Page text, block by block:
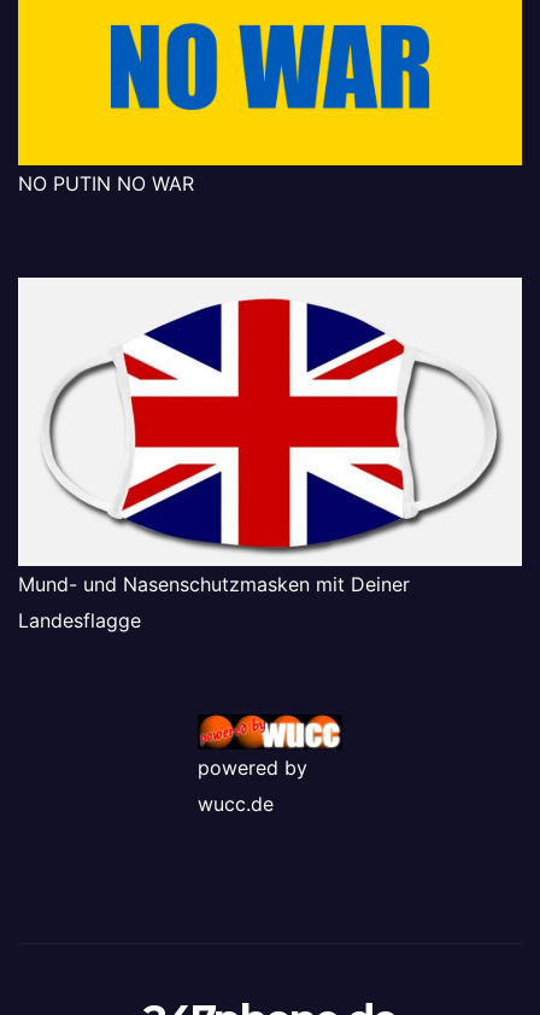
NO PUTIN NO WAR
Mund- und Nasenschutzmasken mit Deiner
Landesflagge
powered by
wucc.de